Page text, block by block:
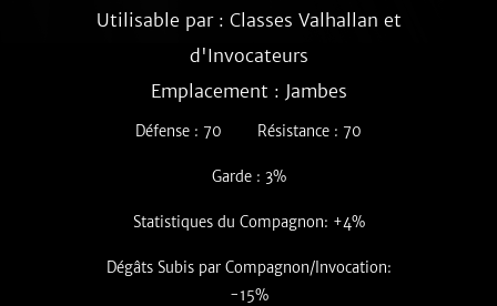
Utilisable par : Classes Valhallan et
d'Invocateurs
Emplacement : Jambes
Défense : 70 Résistance : 70
Garde : 3%
Statistiques du Compagnon: +4%
Dégâts Subis par Compagnon/Invocation:
-15%